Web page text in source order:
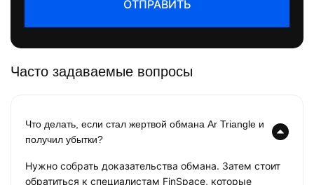
ОТПРАВИТЬ
Часто задаваемые вопросы
Что делать, если стал жертвой обмана Ar Triangle и
получил убытки?
Нужно собрать доказательства обмана. Затем стоит
обратиться к специалистам FinSpace, которые